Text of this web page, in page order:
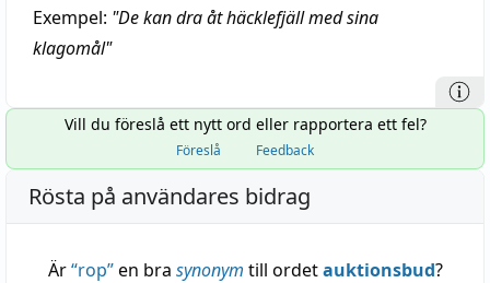
Exempel: "De kan dra åt häcklefjäll med sina
klagomål"
Vill du föreslå ett nytt ord eller rapportera ett fel?
Föreslå Feedback
Rösta på användares bidrag
Är“rop”en bra synonym till ordetauktionsbud?